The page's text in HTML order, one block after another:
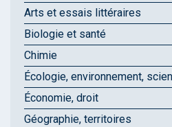
Arts et essais littéraires
Biologie et santé
Chimie
Écologie, environnement,
Économie, droit
Géographie, territoires